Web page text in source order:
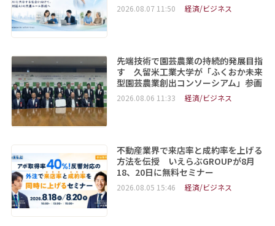
2026.08.07 11:50 経済/ビジネス
先端技術で園芸農業の持続的発展目指
す 久留米工業大学が「ふくおか未来
型園芸農業創出コンソーシアム」参画
2026.08.06 11:33 経済/ビジネス
不動産業界で来店率と成約率を上げる
方法を伝授 いえらぶGROUPが8月
18、20日に無料セミナー
2026.08.05 15:46 経済/ビジネス